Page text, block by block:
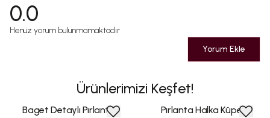
0.0
Henüz yorum bulunmamaktadır
Yorum Ekle
Ürünlerimizi Keşfet!
Baget Detaylı Pırlanta
Pırlanta Halka Küpe